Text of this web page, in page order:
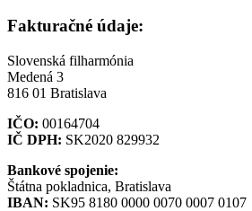
Fakturačné údaje:
Slovenská filharmónia
Medená 3
816 01 Bratislava
IČO: 00164704
IČ DPH: SK2020 829932
Bankové spojenie:
Štátna pokladnica, Bratislava
IBAN: SK95 8180 0000 0070 0007 0107